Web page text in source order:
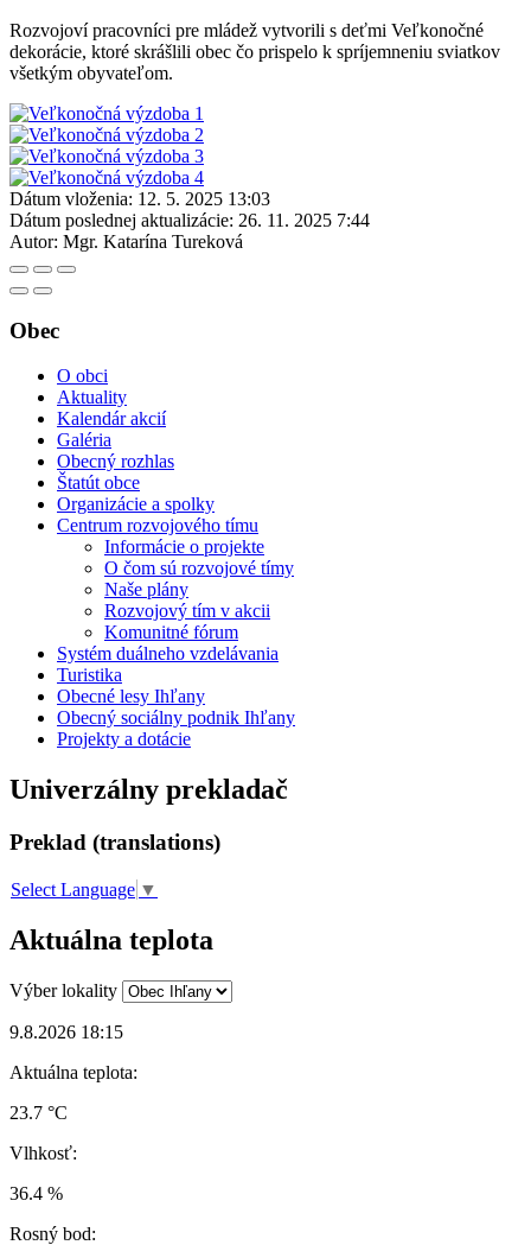
Rozvojoví pracovníci pre mládež vytvorili s deťmi Veľkonočné
dekorácie, ktoré skrášlili obec čo prispelo k spríjemneniu sviatkov
všetkým obyvateľom.
Dátum vloženia: 12. 5. 2025 13:03
Dátum poslednej aktualizácie: 26. 11. 2025 7:44
Autor: Mgr. Katarína Tureková
Obec
O obci
Aktuality
Kalendár akcií
Galéria
Obecný rozhlas
Štatút obce
Organizácie a spolky
Centrum rozvojového tímu
Informácie o projekte
O čom sú rozvojové tímy
Naše plány
Rozvojový tím v akcii
Komunitné fórum
Systém duálneho vzdelávania
Turistika
Obecné lesy Ihľany
Obecný sociálny podnik Ihľany
Projekty a dotácie
Univerzálny prekladač
Preklad (translations)
Select Language ▼
Aktuálna teplota
Výber lokality
9.8.2026 18:15
Aktuálna teplota:
23.7 °C
Vlhkosť:
36.4 %
Rosný bod: